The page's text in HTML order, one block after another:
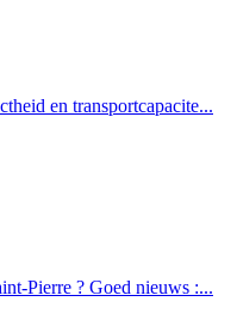
en transportcapacite...
Pierre ? Goed nieuws :...